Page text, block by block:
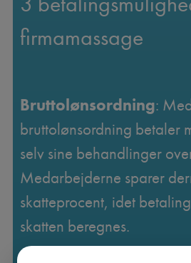
firmamassage
Bruttolønsordning:
bruttolønsordning betaler
selv sine behandlinger
Medarbejderne sparer
skatteprocent, idet
skatten beregnes.